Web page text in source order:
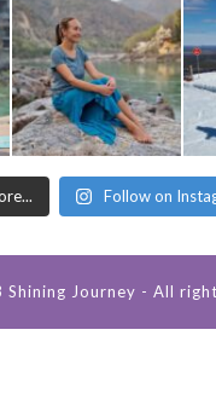
Follow on
Journey - All